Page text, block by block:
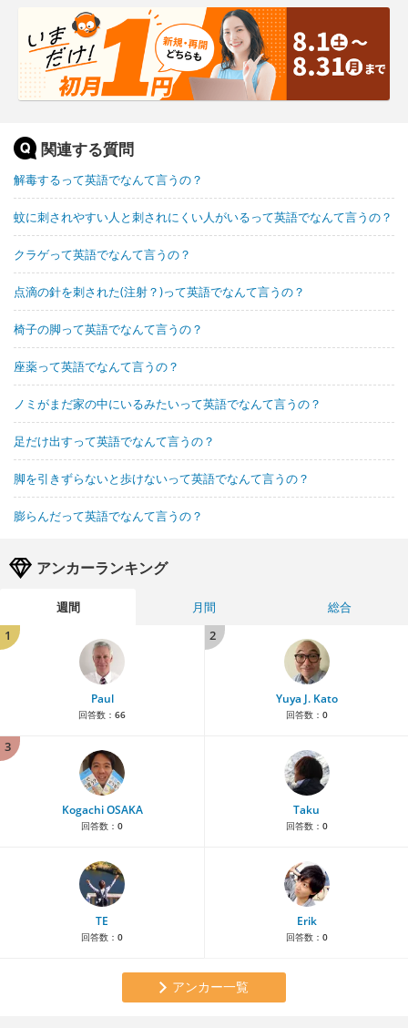
関連する質問
解毒するって英語でなんて言うの？
蚊に刺されやすい人と刺されにくい人がいるって英語でなんて言うの？
クラゲって英語でなんて言うの？
点滴の針を刺された(注射？)って英語でなんて言うの？
椅子の脚って英語でなんて言うの？
座薬って英語でなんて言うの？
ノミがまだ家の中にいるみたいって英語でなんて言うの？
足だけ出すって英語でなんて言うの？
脚を引きずらないと歩けないって英語でなんて言うの？
膨らんだって英語でなんて言うの？
アンカーランキング
週間 月間
総合
1
Paul
回答数： 66
2
Yuya J. Kato
回答数： 0
3
Kogachi OSAKA
回答数： 0
Taku
回答数： 0
TE
回答数： 0
Erik
回答数： 0
アンカー一覧